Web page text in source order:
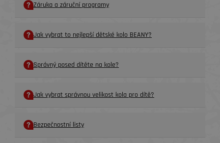
Záruka a záruční programy
Jak vybrat to nejlepší dětské kolo BEANY?
Správný posed dítěte na kole?
Jak vybrat správnou velikost kola pro dítě?
Bezpečnostní listy